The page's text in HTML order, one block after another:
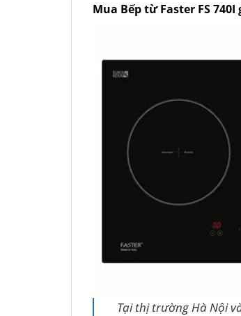
Mua Bếp từ Faster FS 740I
Tại thị trường Hà Nội